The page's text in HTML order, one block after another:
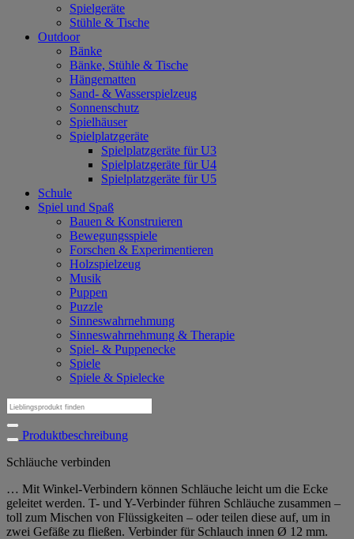
Spielgeräte
Stühle & Tische
Outdoor
Bänke
Bänke, Stühle & Tische
Hängematten
Sand- & Wasserspielzeug
Sonnenschutz
Spielhäuser
Spielplatzgeräte
Spielplatzgeräte für U3
Spielplatzgeräte für U4
Spielplatzgeräte für U5
Schule
Spiel und Spaß
Bauen & Konstruieren
Bewegungsspiele
Forschen & Experimentieren
Holzspielzeug
Musik
Puppen
Puzzle
Sinneswahrnehmung
Sinneswahrnehmung & Therapie
Spiel- & Puppenecke
Spiele
Spiele & Spielecke
Suchen
nach:
Produktbeschreibung
Schläuche verbinden
… Mit Winkel-Verbindern können Schläuche leicht um die Ecke
geleitet werden. T- und Y-Verbinder führen Schläuche zusammen –
toll zum Mischen von Flüssigkeiten – oder teilen diese auf, um in
zwei Gefäße zu fließen. Verbinder für Schlauch innen Ø 12 mm.